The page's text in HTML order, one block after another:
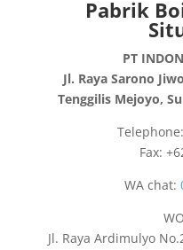
Pabrik
PT
Jl. Raya Sarono
Tenggilis Mejoyo,
Fax:
WA chat:
Jl. Raya Ardimulyo